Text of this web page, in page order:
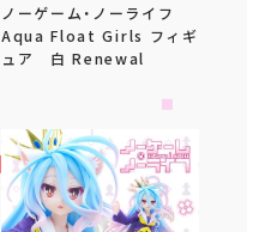
ノーゲーム・ノーライフ
Aqua Float Girls フィギ
ュア 白 Renewal